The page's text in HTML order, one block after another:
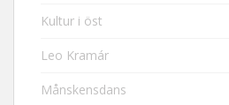
Kultur i öst
Leo Kramár
Månskensdans